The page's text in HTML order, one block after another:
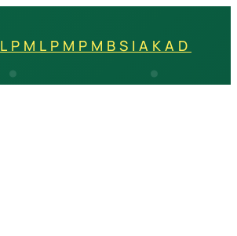
LPM LPM PMB SIAKAD